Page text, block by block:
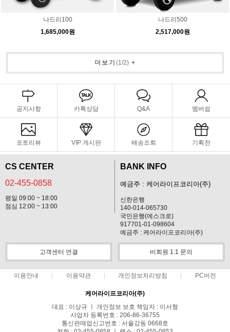
나드리100
1,685,000원
나드리500
2,517,000원
더보기 (1/2)+
공지사항 카톡상담 Q&A 멤버쉽
포토리뷰 VIP 게시판 배송조회 기획전
CS CENTER
02-455-0858
평일 09:00 ~ 18:00
점심 12:00 ~ 13:00
BANK INFO
예금주 : 케어라이프코리아(주)
신한은행
140-014-065730
국민은행(에스크로)
917701-01-098604
예금주 : 케어라이프코리아(주)
고객센터 연결 비회원 1:1 문의
이용안내 이용약관 개인정보처리방침 PC버전
케어라이프코리아(주)
대표 : 이상규 ㅣ 개인정보 보호 책임자 : 이서형
사업자 등록번호 : 206-86-36755
통신판매업신고번호 : 서울강동 0668호